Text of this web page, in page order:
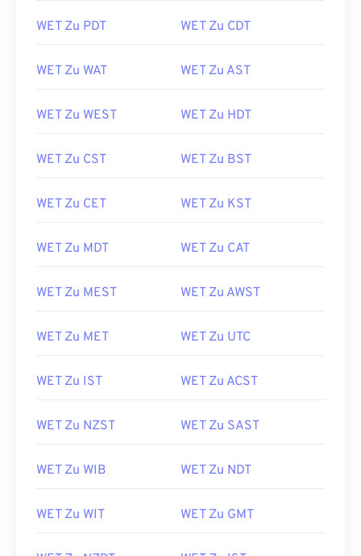
WET Zu PDT WET Zu CDT
WET Zu WAT WET Zu AST
WET Zu WEST WET Zu HDT
WET Zu CST WET Zu BST
WET Zu CET WET Zu KST
WET Zu MDT WET Zu CAT
WET Zu MEST WET Zu AWST
WET Zu MET WET Zu UTC
WET Zu IST WET Zu ACST
WET Zu NZST WET Zu SAST
WET Zu WIB WET Zu NDT
WET Zu WIT WET Zu GMT